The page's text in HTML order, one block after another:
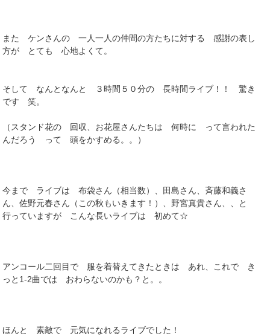
また ケンさんの 一人一人の仲間の方たちに対する 感謝の表し
方が とても 心地よくて。
そして なんとなんと ３時間５０分の 長時間ライブ！！ 驚き
です 笑。
（スタンド花の 回収、お花屋さんたちは 何時に って言われた
んだろう って 頭をかすめる。。）
今まで ライブは 布袋さん（相当数）、田島さん、斉藤和義さ
ん、佐野元春さん（この秋もいきます！）、野宮真貴さん、、と
行っていますが こんな長いライブは 初めて☆
アンコール二回目で 服を着替えてきたときは あれ、これで き
っと1-2曲では おわらないのかも？と。。
ほんと 素敵で 元気になれるライブでした！